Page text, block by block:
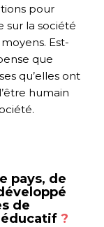
pour
sur la société
Est-
que
qu’elles ont
humain
pays, de
de
?